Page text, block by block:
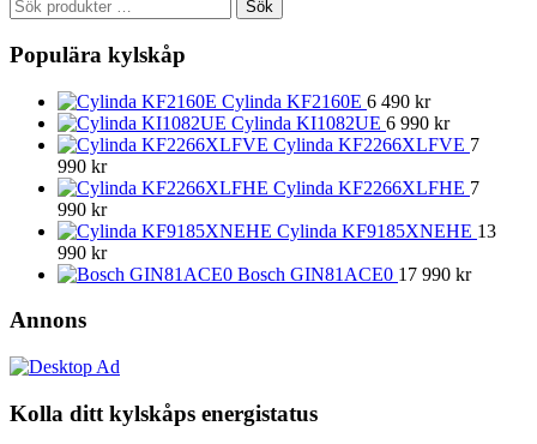
efter:
Sök
Populära kylskåp
Cylinda KF2160E 6 490 kr
Cylinda KI1082UE 6 990 kr
Cylinda KF2266XLFVE 7
990 kr
Cylinda KF2266XLFHE 7
990 kr
Cylinda KF9185XNEHE 13
990 kr
Bosch GIN81ACE0 17 990 kr
Annons
Kolla ditt kylskåps energistatus